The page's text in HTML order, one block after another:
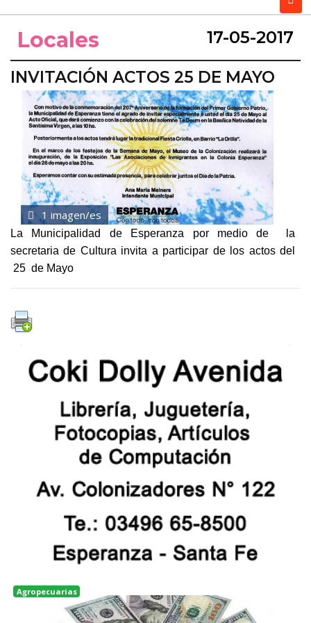
Locales 17-05-2017
INVITACIÓN ACTOS 25 DE MAYO
1 imagen/es
La Municipalidad de Esperanza por medio de la
secretaria de Cultura invita a participar de los actos del
25 de Mayo
Agropecuarias